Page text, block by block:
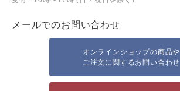
メールでのお問い合わせ
オンラインショップの商品や
ご注文に関するお問い合わせ